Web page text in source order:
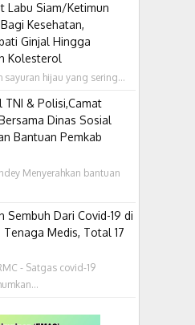
Labu Siam/Ketimun
Kesehatan,
Ginjal Hingga
Kolesterol
sayuran hijau yang sering...
TNI & Polisi,Camat
Dinas Sosial
Bantuan Pemkab
Menyerahkan bantuan
Sembuh Dari Covid-19 di
Tenaga Medis, Total 17
- Satgas covid-19